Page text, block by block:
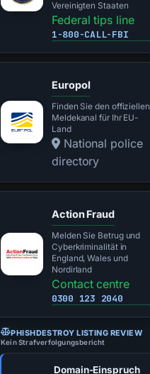
Vereinigten Staaten
Federal tips line
1-800-CALL-FBI
Europol
Finden Sie den offiziellen
Meldekanal für Ihr EU-
Land
National police
directory
Action Fraud
Melden Sie Betrug und
Cyberkriminalität in
England, Wales und
Nordirland
Contact centre
0300 123 2040
PHISHDESTROY LISTING REVIEW
Kein Strafverfolgungsbericht
Domain-Einspruch